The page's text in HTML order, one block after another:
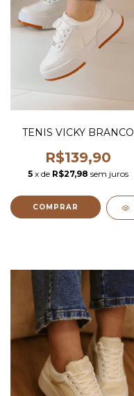
TENIS VICKY BRANCO
R$139,90
5 x de R$27,98 sem juros
COMPRAR